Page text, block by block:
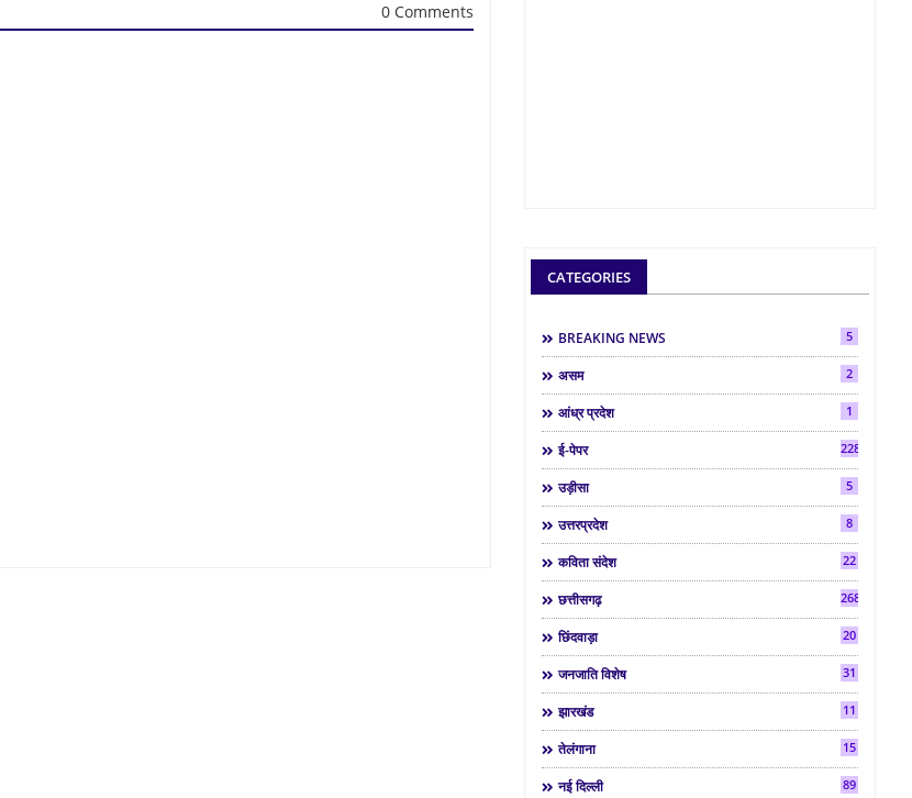
0 Comments
CATEGORIES
BREAKING NEWS 5
असम 2
आंध्र प्रदेश 1
ई-पेपर 2286
उड़ीसा 5
उत्तरप्रदेश 8
कविता संदेश 22
छत्तीसगढ़ 268
छिंदवाड़ा 20
जनजाति विशेष 31
झारखंड 11
तेलंगाना 15
नई दिल्ली 89